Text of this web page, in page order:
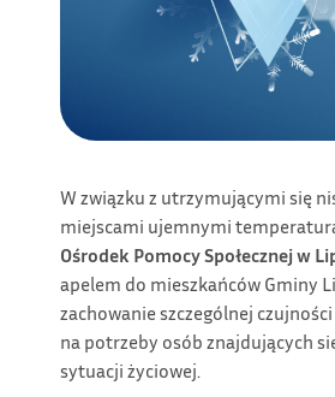
W związku z utrzymującymi się
miejscami ujemnymi
Ośrodek Pomocy Społecznej w
apelem do mieszkańców Gminy
zachowanie szczególnej
na potrzeby osób znajdujących
sytuacji życiowej.